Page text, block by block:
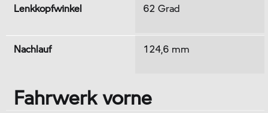
Lenkkopfwinkel 62 Grad
Nachlauf 124,6 mm
Fahrwerk vorne